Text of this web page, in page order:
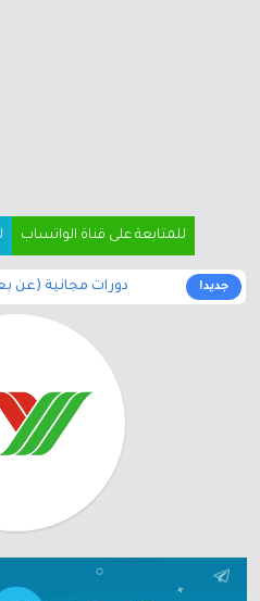
للمتابعة على قناة الواتساب
جديد! دورات مجانية (عن